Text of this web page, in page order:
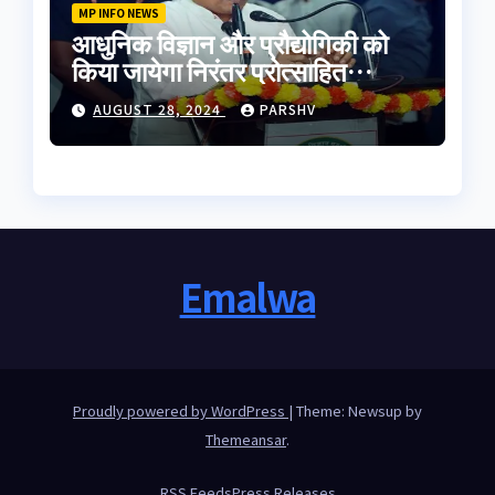
MP INFO NEWS
आधुनिक विज्ञान और प्रौद्योगिकी को
किया जायेगा निरंतर प्रोत्साहित
-मुख्यमंत्री डॉ. यादव
AUGUST 28, 2024 PARSHV
Emalwa
Proudly powered by WordPress | Theme: Newsup by
Themeansar.